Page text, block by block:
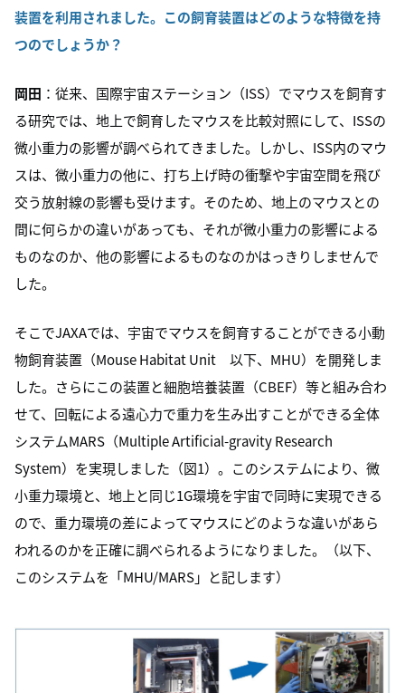
装置を利用されました。この飼育装置はどのような特徴を持
つのでしょうか？
岡田 ：従来、国際宇宙ステーション（ISS）でマウスを飼育す
る研究では、地上で飼育したマウスを比較対照にして、ISSの
微小重力の影響が調べられてきました。しかし、ISS内のマウ
スは、微小重力の他に、打ち上げ時の衝撃や宇宙空間を飛び
交う放射線の影響も受けます。そのため、地上のマウスとの
間に何らかの違いがあっても、それが微小重力の影響による
ものなのか、他の影響によるものなのかはっきりしませんで
した。
そこでJAXAでは、宇宙でマウスを飼育することができる小動
物飼育装置（Mouse Habitat Unit 以下、MHU）を開発しま
した。さらにこの装置と細胞培養装置（CBEF）等と組み合わ
せて、回転による遠心力で重力を生み出すことができる全体
システムMARS（Multiple Artificial-gravity Research
System）を実現しました（図1）。このシステムにより、微
小重力環境と、地上と同じ1G環境を宇宙で同時に実現できる
ので、重力環境の差によってマウスにどのような違いがあら
われるのかを正確に調べられるようになりました。（以下、
このシステムを「MHU/MARS」と記します）